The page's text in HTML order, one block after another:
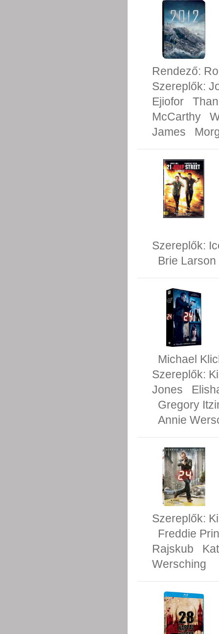
Rendező:
Szereplők:
Ejiofor
McCarthy
James
Szereplők:
Brie Larson
Michael
Szereplők:
Jones
Gregory
Annie
Szereplők:
Freddie
Rajskub
Wersching